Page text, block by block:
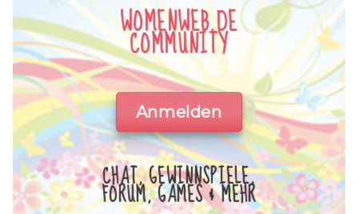
WOMENWEB.DE
COMMUNITY
Anmelden
CHAT, GEWINNSPIELE,
FORUM, GAMES & MEHR